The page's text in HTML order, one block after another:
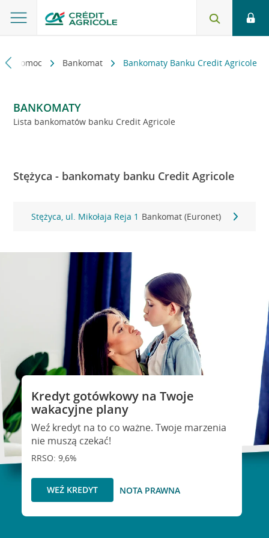
i pomoc Bankomat Bankomaty Banku Credit Agricole
BANKOMATY
Lista bankomatów banku Credit Agricole
Stężyca - bankomaty banku Credit Agricole
Stężyca, ul. Mikołaja Reja 1 Bankomat (Euronet)
Kredyt gotówkowy na Twoje
wakacyjne plany
Weź kredyt na to co ważne. Twoje marzenia
nie muszą czekać!
RRSO: 9,6%
WEŹ KREDYT NOTA PRAWNA